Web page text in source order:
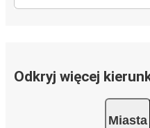
Odkryj więcej
Miasta